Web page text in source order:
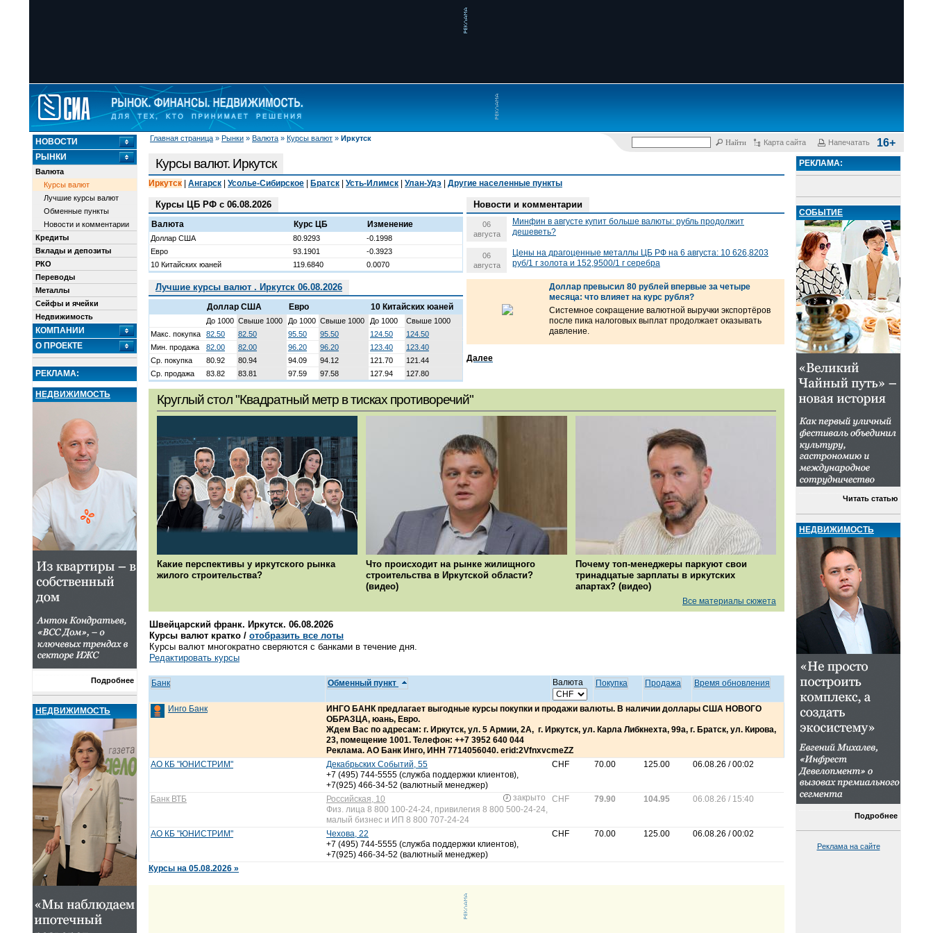
Главная страница » Рынки » Валюта » Курсы валют » Иркутск
Карта сайта Напечатать 16+
НОВОСТИ
РЫНКИ
Валюта
Курсы валют
Лучшие курсы валют
Обменные пункты
Новости и комментарии
Кредиты
Вклады и депозиты
РКО
Переводы
Металлы
Сейфы и ячейки
Недвижимость
КОМПАНИИ
О ПРОЕКТЕ
РЕКЛАМА:
НЕДВИЖИМОСТЬ
Подробнее
НЕДВИЖИМОСТЬ
Курсы валют. Иркутск
Иркутск Ангарск Усолье-Сибирское Братск Усть-Илимск Улан-Удэ Другие населенные пункты
Курсы ЦБ РФ с 06.08.2026
Валюта Курс ЦБ Изменение
Доллар США 80.9293
-0.1998
Евро
93.1901
-0.3923
10 Китайских юаней
119.6840 0.0070
Новости и комментарии
06
августа
Минфин в августе купит больше валюты: рубль продолжит
дешеветь?
06
августа
Цены на драгоценные металлы ЦБ РФ на 6 августа: 10 626,8203
руб/1 г золота и 152,9500/1 г серебра
Доллар превысил 80 рублей впервые за четыре
месяца: что влияет на курс рубля?
Системное сокращение валютной выручки экспортёров
после пика налоговых выплат продолжает оказывать
давление.
Далее
Лучшие курсы валют . Иркутск 06.08.2026
Доллар США Евро 10 Китайских юаней
До 1000 Свыше 1000 До 1000 Свыше 1000 До 1000
Свыше 1000
Макс. покупка
82.50 82.50 95.50 95.50 124.50
124.50
Мин. продажа
82.00 82.00 96.20 96.20 123.40
123.40
Ср. покупка
80.92 80.94 94.09 94.12 121.70
121.44
Ср. продажа
83.82 83.81 97.59 97.58 127.94 127.80
Круглый стол "Квадратный метр в тисках противоречий"
Какие перспективы у иркутского рынка
жилого строительства?
Что происходит на рынке жилищного
строительства в Иркутской области?
(видео)
Почему топ-менеджеры паркуют свои
тринадцатые зарплаты в иркутских
апартах? (видео)
Все материалы сюжета
Швейцарский франк. Иркутск. 06.08.2026
Курсы валют кратко / отобразить все лоты
Курсы валют многократно сверяются с банками в течение дня.
Редактировать курсы
Банк Обменный пункт Валюта Покупка Продажа Время обновления
Инго Банк
ИНГО БАНК предлагает выгодные курсы покупки и продажи валюты. В наличии доллары США НОВОГО
ОБРАЗЦА, юань, Евро.
Ждем Вас по адресам: г. Иркутск, ул. 5 Армии, 2А, г. Иркутск, ул. Карла Либкнехта, 99а, г. Братск, ул. Кирова,
23, помещение 1001. Телефон: ++7 3952 640 044
Реклама. АО Банк Инго, ИНН 7714056040. erid:2VfnxvcmeZZ
АО КБ "ЮНИСТРИМ"
Декабрьских Событий, 55
+7 (495) 744-5555 (служба поддержки клиентов),
+7(925) 466-34-52 (валютный менеджер)
CHF 70.00 125.00 06.08.26 / 00:02
Банк ВТБ Российская, 10
закрыто
Физ. лица 8 800 100-24-24, привилегия 8 800 500-24-24,
малый бизнес и ИП 8 800 707-24-24
CHF 79.90 104.95 06.08.26 / 15:40
АО КБ "ЮНИСТРИМ"
Чехова, 22
+7 (495) 744-5555 (служба поддержки клиентов),
+7(925) 466-34-52 (валютный менеджер)
CHF 70.00 125.00 06.08.26 / 00:02
Курсы на 05.08.2026 »
РЕКЛАМА:
СОБЫТИЕ
Читать статью
НЕДВИЖИМОСТЬ
Подробнее
Реклама на сайте